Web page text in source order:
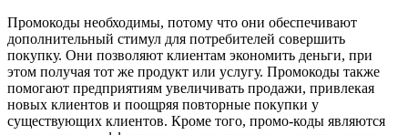
Промокоды необходимы, потому что они обеспечивают
дополнительный стимул для потребителей совершить
покупку. Они позволяют клиентам экономить деньги, при
этом получая тот же продукт или услугу. Промокоды также
помогают предприятиям увеличивать продажи, привлекая
новых клиентов и поощряя повторные покупки у
существующих клиентов. Кроме того, промо-коды являются